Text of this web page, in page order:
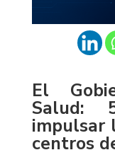
El
Salud:
impulsar
centros